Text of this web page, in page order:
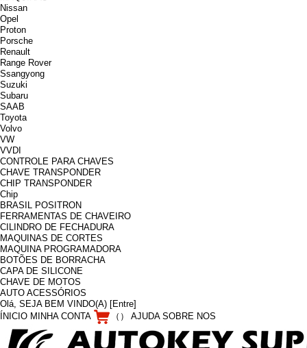
Nissan
Opel
Proton
Porsche
Renault
Range Rover
Ssangyong
Suzuki
Subaru
SAAB
Toyota
Volvo
VW
VVDI
CONTROLE PARA CHAVES
CHAVE TRANSPONDER
CHIP TRANSPONDER
Chip
BRASIL POSITRON
FERRAMENTAS DE CHAVEIRO
CILINDRO DE FECHADURA
MAQUINAS DE CORTES
MAQUINA PROGRAMADORA
BOTÕES DE BORRACHA
CAPA DE SILICONE
CHAVE DE MOTOS
AUTO ACESSÓRIOS
Olá, SEJA BEM VINDO(A) [Entre]
ÍNICIO MINHA CONTA （ ） AJUDA SOBRE NOS